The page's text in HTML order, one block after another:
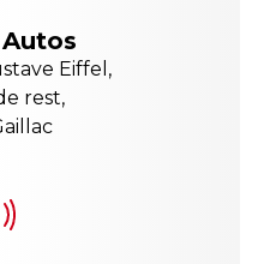
Eiffel,
rest,